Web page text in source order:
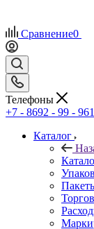
Сравнение0
Телефоны
+7 - 8692 - 99 -
Каталог